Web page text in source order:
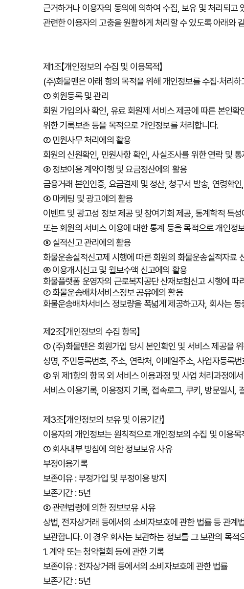
근거하거나 이용자의 동의에 의하여 수집, 보유 및 처리되고
관련한 이용자의 고충을원활하게 처리할 수 있도록 아래와
제1조【개인정보의 수집 및 이용목적】
(주)화물맨은 아래 항의 목적을위해 개인정보를 수집∙처리하
①회원등록 및관리
회원 가입의사확인, 유료 회원제 서비스제공에 따른 본인확
위한기록보존 등을 목적으로개인정보를 처리합니다.
②민원사무 처리에의 활용
회원의 신원확인, 민원사항 확인,사실조사를 위한 연락 및 통
③정보이용계약이행 및 요금정산에의 활용
금융거래 본인인증, 요금결제 및 정산,청구서 발송, 연령확인,
④마케팅 및광고에의 활용
이벤트 및 광고성 정보제공 및참여기회 제공, 통계학적 특성
또는회원의 서비스 이용에 대한 통계 등을 목적으로개인정
⑤실적신고관리에의 활용
화물운송실적신고제 시행에 따른회원의 화물운송실적자료
⑥ 이용개시신고 및 월보수액 신고에의 활용
화물플랫폼 운영자의 근로복지공단산재보험신고 시행에 따
⑦화물운송배차서비스정보 공유에의 활용
화물운송배차서비스 정보량을 폭넓게 제공하고자, 회사는 동
제 2조【개인정보의 수집 항목】
① (주)화물맨은 회원가입 당시 본인확인 및 서비스제공을
성명, 주민등록번호, 주소, 연락처, 이메일주소,사업자등록번
②위 제 1항의 항목 외 서비스 이용과정 및 사업 처리과정에서
서비스 이용기록, 이용정지 기록, 접속로그, 쿠키 , 방문일시 ,
제 3조【개인정보의 보유 및 이용기간】
이용자의 개인정보는원칙적으로개인정보의 수집 및 이용목
①회사내부 방침에 의한 정보보유사유
부정이용기록
보존이유: 부정가입 및 부정이용 방지
보존기간: 5년
②관련법령에 의한 정보보유사유
상법, 전자상거래 등에서의 소비자보호에 관한 법률 등 관계
보관합니다. 이 경우회사는 보관하는 정보를 그 보관의 목적
1.계약 또는청약철회 등에 관한 기록
보존이유: 전자상거래 등에서의 소비자보호에 관한 법률
보존기간: 5년